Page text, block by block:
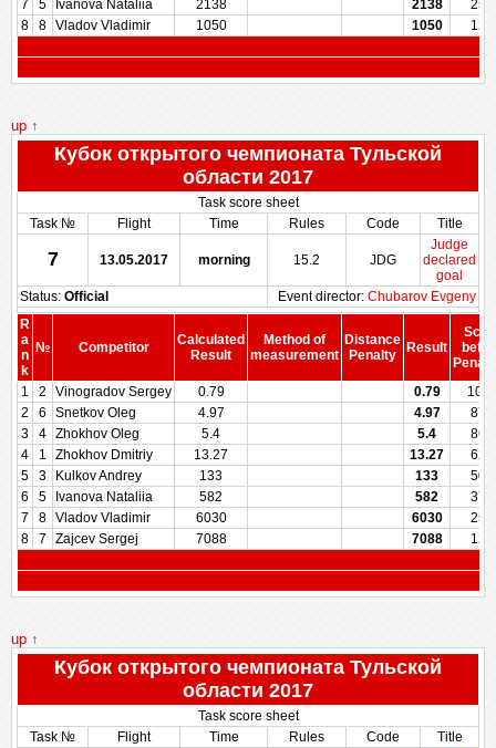
7 5 Ivanova Nataliia 2138 2138
250
8
8 Vladov Vladimir 1050 1050 125
up ↑
Кубок открытого чемпионата Тульской
области 2017
Task score sheet
Task №
Flight Time Rules Code Title
7 13.05.2017 morning 15.2 JDG
Judge
declared
goal
Status: Official Event director: Chubarov Evgeny
R
a
n
k
№ Competitor
Calculated
Result
Method of
measurement
Distance
Penalty
Result
1
2 Vinogradov Sergey 0.79 0.79
2
6 Snetkov Oleg 4.97 4.97
874
3
4 Zhokhov Oleg 5.4 5.4
861
4
1 Zhokhov Dmitriy 13.27 13.27
625
5
3 Kulkov Andrey 133 133
500
6
5 Ivanova Nataliia 582 582
375
7
8 Vladov Vladimir 6030 6030
250
8
7 Zajcev Sergej 7088 7088 125
up ↑
Кубок открытого чемпионата Тульской
области 2017
Task score sheet
Task №
Flight Time Rules Code Title